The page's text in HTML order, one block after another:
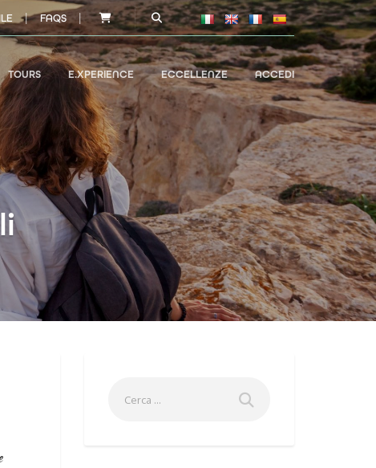
| FAQS |
TOURS E.XPERIENCE ECCELLENZE ACCEDI